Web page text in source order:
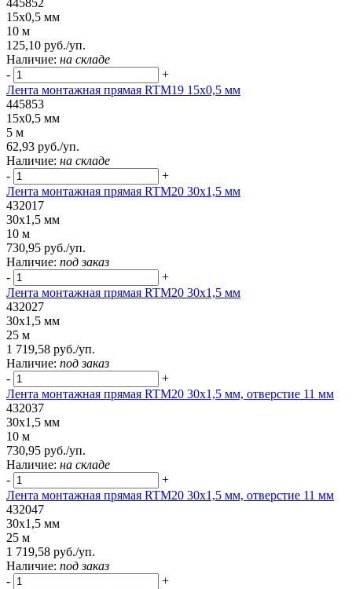
445852
15x0,5 мм
10 м
125,10 руб./уп.
Наличие: на складе
-
+
Лента монтажная прямая RTM19 15x0,5 мм
445853
15x0,5 мм
5 м
62,93 руб./уп.
Наличие: на складе
-
+
Лента монтажная прямая RTM20 30x1,5 мм
432017
30x1,5 мм
10 м
730,95 руб./уп.
Наличие: под заказ
-
+
Лента монтажная прямая RTM20 30x1,5 мм
432027
30x1,5 мм
25 м
1 719,58 руб./уп.
Наличие: под заказ
-
+
Лента монтажная прямая RTM20 30x1,5 мм, отверстие 11 мм
432037
30x1,5 мм
10 м
730,95 руб./уп.
Наличие: на складе
-
+
Лента монтажная прямая RTM20 30x1,5 мм, отверстие 11 мм
432047
30x1,5 мм
25 м
1 719,58 руб./уп.
Наличие: под заказ
-
+